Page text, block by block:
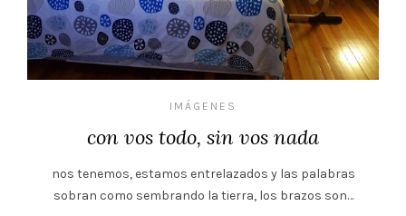
IMÁGENES
con vos todo, sin vos nada
nos tenemos, estamos entrelazados y las palabras
sobran como sembrando la tierra, los brazos son…